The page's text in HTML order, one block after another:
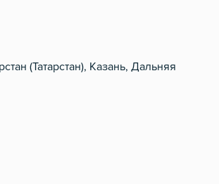
(Татарстан), Казань, Дальняя